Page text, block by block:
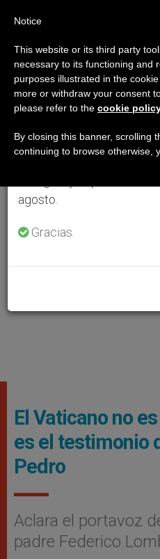
El Vaticano no
es el testimonio
Pedro
Aclara el portavoz
padre Federico
Aviso importante
Del 27 de julio al 7 de
anual, aprovechando que
se generan menos
agosto.
Gracias.
Notice
This website or its third party
necessary to its functioning and
purposes illustrated in the
more or withdraw your consent
please refer to the cookie
By closing this banner, scrolling
continuing to browse otherwise,